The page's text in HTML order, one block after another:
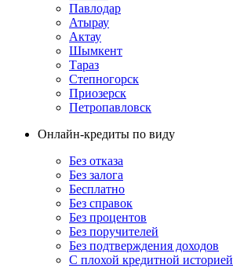
Павлодар
Атырау
Актау
Шымкент
Тараз
Степногорск
Приозерск
Петропавловск
Онлайн-кредиты по виду
Без отказа
Без залога
Бесплатно
Без справок
Без процентов
Без поручителей
Без подтверждения доходов
С плохой кредитной историей